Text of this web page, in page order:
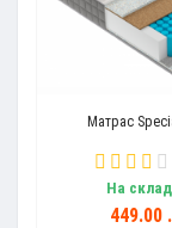
Матрас
На
449.00